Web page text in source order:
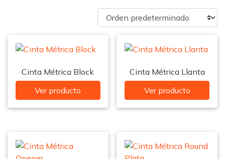
Cinta Métrica Block
Ver producto
Cinta Métrica Llanta
Ver producto